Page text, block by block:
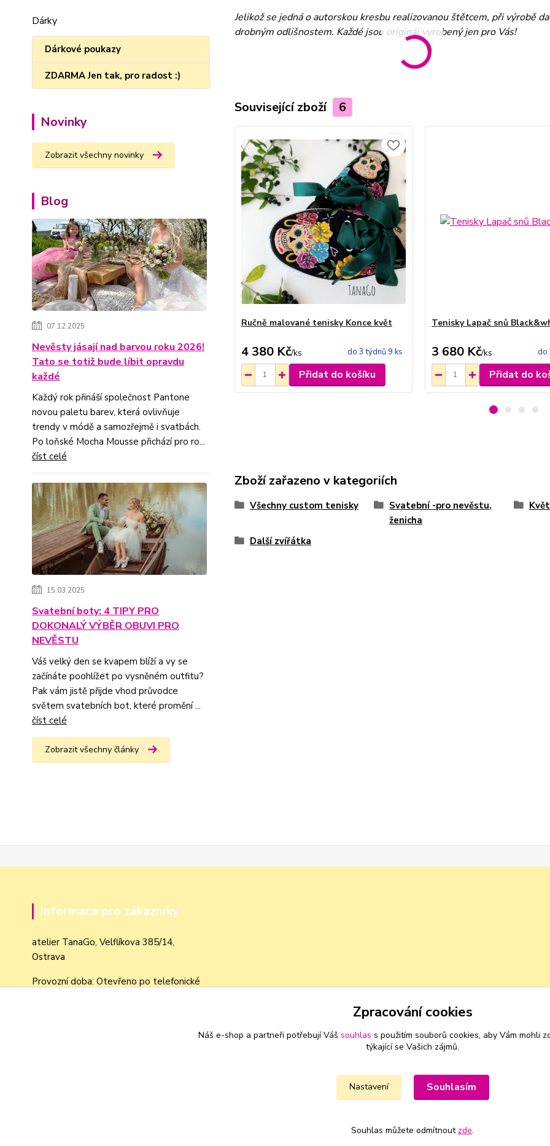
Dárky
Dárkové poukazy
ZDARMA Jen tak, pro radost :)
Novinky
Zobrazit všechny novinky
Blog
07.12.2025
Nevěsty jásají nad barvou roku 2026!
Tato se totiž bude líbit opravdu
každé
Každý rok přináší společnost Pantone
novou paletu barev, která ovlivňuje
trendy v módě a samozřejmě i svatbách.
Po loňské Mocha Mousse přichází pro ro...
číst celé
15.03.2025
Svatební boty: 4 TIPY PRO
DOKONALÝ VÝBĚR OBUVI PRO
NEVĚSTU
Váš velký den se kvapem blíží a vy se
začínáte poohlížet po vysněném outfitu?
Pak vám jistě přijde vhod průvodce
světem svatebních bot, které promění ...
číst celé
Zobrazit všechny články
Jelikož se jedná o autorskou kresbu realizovanou štětcem, při výrobě
drobným odlišnostem. Každé jsou originál vyrobený jen pro Vás!
Související zboží 6
Ručně malované tenisky Konce květ
4 380 Kč/ks do 3 týdnů 9 ks
Přidat do košíku
Tenisky Lapač snů
3 680 Kč/ks do
Přidat do
Zboží zařazeno v kategoriích
Všechny custom tenisky
Svatební -pro nevěstu,
ženicha
Další zvířátka
Informace pro zákazníky
atelier TanaGo, Velflíkova 385/14,
Ostrava
Provozní doba: Otevřeno po telefonické
Zpracování cookies
Náš e-shop a partneři potřebují Váš souhlas s použitím souborů cookies, aby Vám mohli
týkající se Vašich zájmů.
Nastavení Souhlasím
Souhlas můžete odmítnout zde.